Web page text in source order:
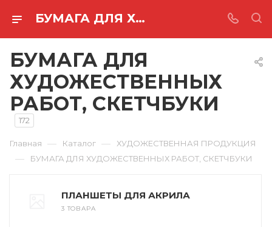
БУМАГА ДЛЯ ХУДОЖЕСТВЕННЫХ РАБОТ, СКЕТЧБУКИ
БУМАГА ДЛЯ
ХУДОЖЕСТВЕННЫХ
РАБОТ, СКЕТЧБУКИ
172
Главная — Каталог — ХУДОЖЕСТВЕННАЯ ПРОДУКЦИЯ
— БУМАГА ДЛЯ ХУДОЖЕСТВЕННЫХ РАБОТ, СКЕТЧБУКИ
ПЛАНШЕТЫ ДЛЯ АКРИЛА
3 ТОВАРА